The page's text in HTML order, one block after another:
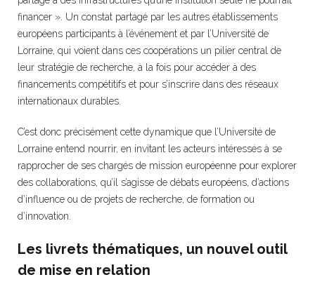
financer ». Un constat partagé par les autres établissements
européens participants à l’événement et par l’Université de
Lorraine, qui voient dans ces coopérations un pilier central de
leur stratégie de recherche, à la fois pour accéder à des
financements compétitifs et pour s’inscrire dans des réseaux
internationaux durables.
C’est donc précisément cette dynamique que l’Université de
Lorraine entend nourrir, en invitant les acteurs intéressés à se
rapprocher de ses chargés de mission européenne pour explorer
des collaborations, qu’il s’agisse de débats européens, d’actions
d’influence ou de projets de recherche, de formation ou
d’innovation.
Les livrets thématiques, un nouvel outil
de mise en relation